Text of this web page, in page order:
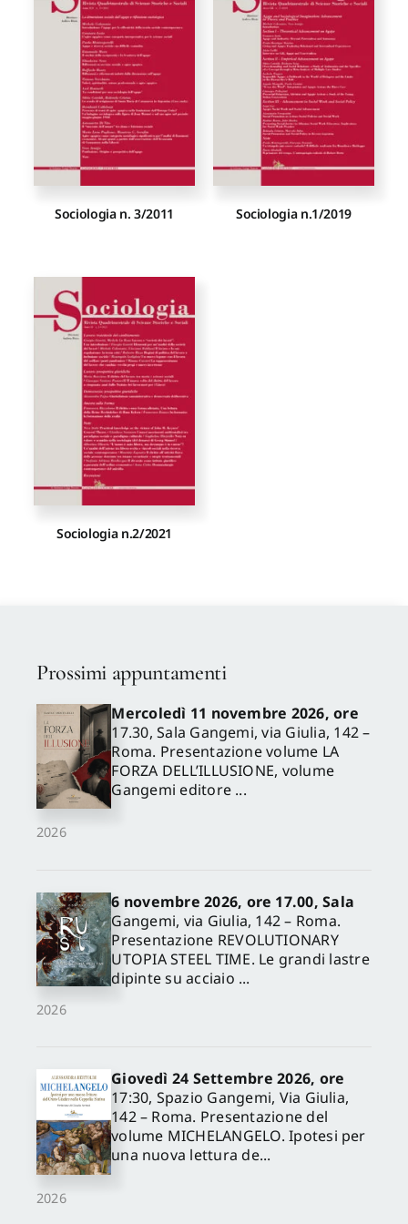
Proposte di pubblicazione
Gangemi Editore
Newsletter
Sociologia n. 3/2011 Sociologia n.1/2019
Sociologia n.2/2021
Prossimi appuntamenti
2026
Mercoledì 11 novembre 2026, ore
17.30, Sala Gangemi, via Giulia, 142 –
Roma. Presentazione volume LA
FORZA DELL’ILLUSIONE, volume
Gangemi editore ...
2026
6 novembre 2026, ore 17.00, Sala
Gangemi, via Giulia, 142 – Roma.
Presentazione REVOLUTIONARY
UTOPIA STEEL TIME. Le grandi lastre
dipinte su acciaio ...
2026
Giovedì 24 Settembre 2026, ore
17:30, Spazio Gangemi, Via Giulia,
142 – Roma. Presentazione del
volume MICHELANGELO. Ipotesi per
una nuova lettura de...